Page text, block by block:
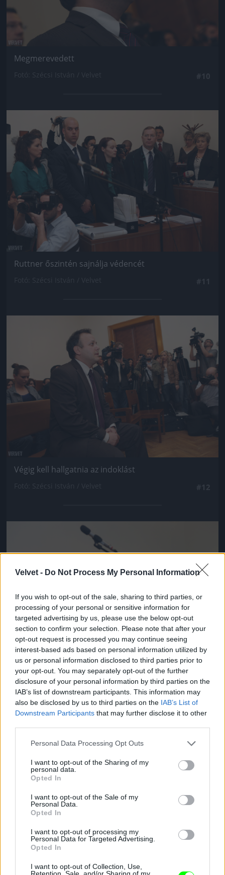
Velvet - Do Not Process My Personal Information
If you wish to opt-out of the sale, sharing to third parties, or
processing of your personal or sensitive information for
targeted advertising by us, please use the below opt-out
section to confirm your selection. Please note that after your
opt-out request is processed you may continue seeing
interest-based ads based on personal information utilized by
us or personal information disclosed to third parties prior to
your opt-out. You may separately opt-out of the further
disclosure of your personal information by third parties on the
IAB’s list of downstream participants. This information may
also be disclosed by us to third parties on the IAB’s List of
Downstream Participants that may further disclose it to other
Please note that this website/app uses one or more Google
not limited to your visit or usage behaviour. You may click to
grant or deny consent to Google and its third-party tags to
use your data for below specified purposes in below Google
consent section.
Personal Data Processing Opt Outs
I want to opt-out of the Sharing of my
personal data.
Opted In
I want to opt-out of the Sale of my
Personal Data.
Opted In
I want to opt-out of processing my
Personal Data for Targeted Advertising.
Opted In
I want to opt-out of Collection, Use,
Retention, Sale, and/or Sharing of my
Megmerevedett
Jön még kép!
Ruttner őszintén sajnálja védencét
Jön még kép!
Végig kell hallgatnia az indoklást
Jön még kép!
Minden operatőr és fotós Damu felé fordult
Fotó: Szécsi István / Velvet #13
Jön még kép!